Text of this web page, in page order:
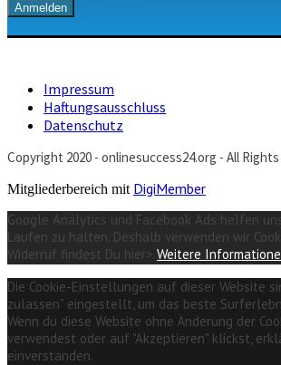
Impressum
Haftungsausschluss
Datenschutz
Copyright 2020 - onlinesuccess24.org - All
Mitgliederbereich mit DigiMember
Google Analytics und Facebook Ads helfen
Laufen zu halten. Deshalb verwenden wir
Widerruf findest Du hier> Weitere
Die Cookie-Einstellungen auf dieser Website
zulassen" eingestellt, um das beste
Wenn du diese Website ohne Änderung der
verwendest oder auf "Akzeptieren" klickst,
einverstanden.